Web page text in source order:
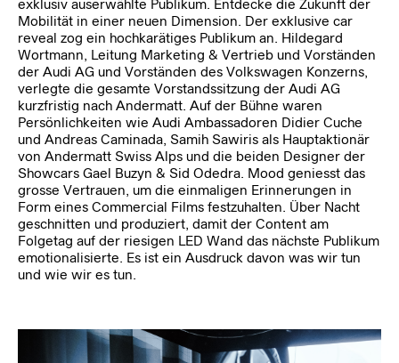
exklusiv auserwählte Publikum. Entdecke die Zukunft der
Mobilität in einer neuen Dimension. Der exklusive car
reveal zog ein hochkarätiges Publikum an. Hildegard
Wortmann, Leitung Marketing & Vertrieb und Vorständen
der Audi AG und Vorständen des Volkswagen Konzerns,
verlegte die gesamte Vorstandssitzung der Audi AG
kurzfristig nach Andermatt. Auf der Bühne waren
Persönlichkeiten wie Audi Ambassadoren Didier Cuche
und Andreas Caminada, Samih Sawiris als Hauptaktionär
von Andermatt Swiss Alps und die beiden Designer der
Showcars Gael Buzyn & Sid Odedra. Mood geniesst das
grosse Vertrauen, um die einmaligen Erinnerungen in
Form eines Commercial Films festzuhalten. Über Nacht
geschnitten und produziert, damit der Content am
Folgetag auf der riesigen LED Wand das nächste Publikum
emotionalisierte. Es ist ein Ausdruck davon was wir tun
und wie wir es tun.